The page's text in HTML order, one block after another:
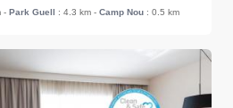
- Park Guell : 4.3 km - Camp Nou : 0.5 km